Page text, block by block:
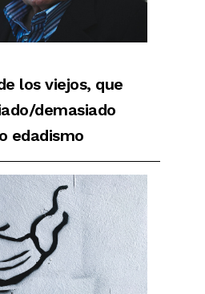
los viejos, que
demasiado
edadismo